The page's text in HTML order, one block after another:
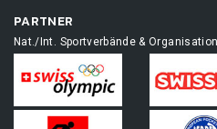
PARTNER
Nat./Int. Sportverbände &